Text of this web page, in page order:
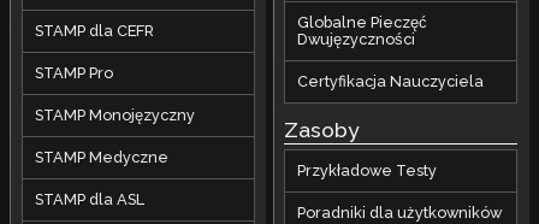
STAMP dla CEFR
STAMP Pro
STAMP Monojęzyczny
STAMP Medyczne
STAMP dla ASL
Globalne Pieczęć
Dwujęzyczności
Certyfikacja Nauczyciela
Zasoby
Przykładowe Testy
Poradniki dla użytkowników